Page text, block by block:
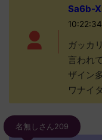
Sa6b-
ガッカ
言われ
ザイン
ワナイ
名無しさん209